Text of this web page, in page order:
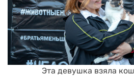
Эта девушка взяла